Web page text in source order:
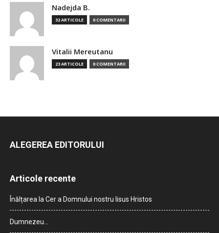
Nadejda B.
32 ARTICOLE 0 COMENTARII
Vitalii Mereutanu
23 ARTICOLE 0 COMENTARII
ALEGEREA EDITORULUI
Articole recente
Înălțarea la Cer a Domnului nostru Iisus Hristos
Dumnezeu…